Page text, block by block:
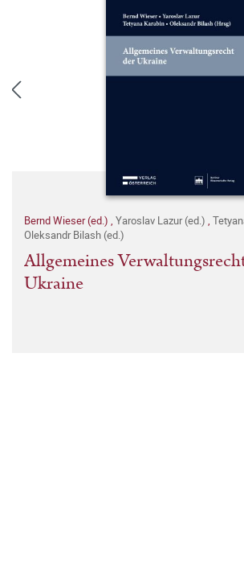
Bernd Wieser (ed.) , Yaroslav Lazur (ed.) ,
Oleksandr Bilash (ed.)
Allgemeines
Ukraine